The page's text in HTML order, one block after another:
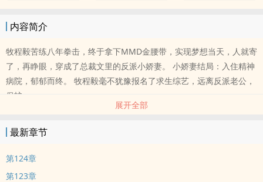
内容简介
牧程毅苦练八年拳击，终于拿下MMD金腰带，实现梦想当天，人就寄
了，再睁眼，穿成了总裁文里的反派小娇妻。 小娇妻结局：入住精神
病院，郁郁而终。 牧程毅毫不犹豫报名了求生综艺，远离反派老公，
保护..
展开全部
最新章节
第124章
第123章